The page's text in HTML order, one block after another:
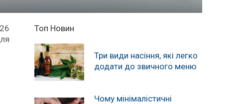
Топ Новин
Три види насіння, які легко
додати до звичного меню
Чому мінімалістичні